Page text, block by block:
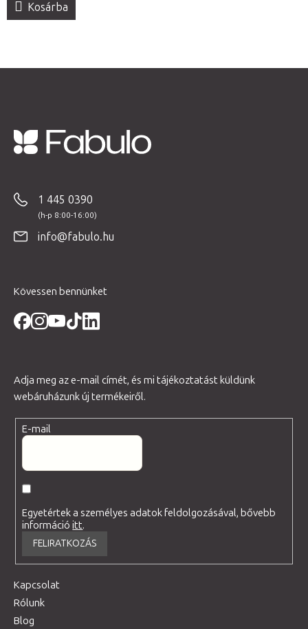
Kosárba
1 445 0390
info@fabulo.hu
Kövessen bennünket
Adja meg az e-mail címét, és mi tájékoztatást küldünk
webáruházunk új termékeiről.
E-mail
Egyetértek a személyes adatok feldolgozásával, bővebb
információitt.
FELIRATKOZÁS
Kapcsolat
Rólunk
Blog